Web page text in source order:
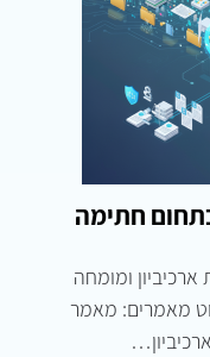
חתימה
ומומחה
מאמרים: מאמר